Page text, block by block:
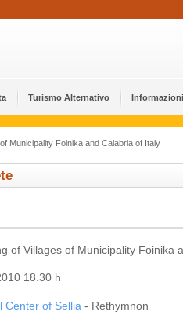
Turismo Alternativo
Municipality Foinika and Calabria of Italy
of Villages of Municipality Foinika
18.30 h
Center of Sellia - Rethymnon